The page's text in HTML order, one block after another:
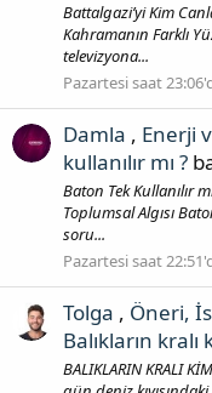
Battalgazi’yi Kim
Kahramanın Farklı
televizyona...
Pazartesi saat
Damla , Enerji
kullanılır mı ?
Baton Tek Kullanılır
Toplumsal Algısı
soru...
Pazartesi saat
Tolga , Öneri,
Balıkların kralı
BALIKLARIN KRALI